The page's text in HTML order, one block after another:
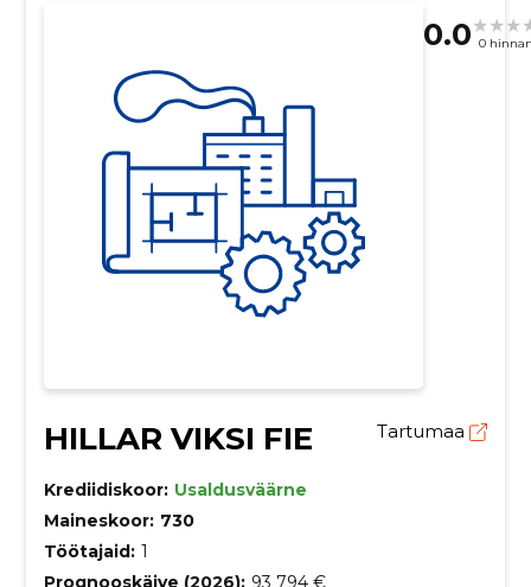
0.0 0
HILLAR VIKSI FIE Tartumaa
Krediidiskoor: Usaldusväärne
Maineskoor: 730
Töötajaid: 1
Prognooskäive (2026): 93 794 €